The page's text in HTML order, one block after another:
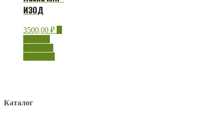
ИЗОД
3500,00 ₽
Каталог